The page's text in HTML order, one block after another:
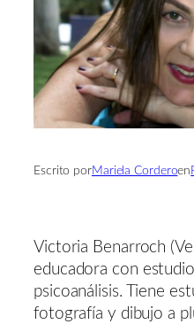
Escrito porMariela Corderoen
Victoria Benarroch
educadora con
psicoanálisis. Tiene
fotografía y dibujo a